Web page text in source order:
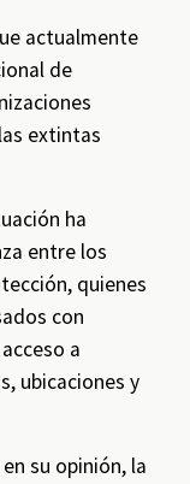
actualmente
de
extintas
ha
entre los
quienes
con
a
ubicaciones y
su opinión, la